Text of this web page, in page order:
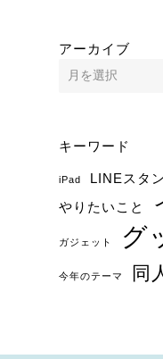
アーカイブ
キーワード
iPad LINEスタ
やりたいこと
ガジェット グ
今年のテーマ 同